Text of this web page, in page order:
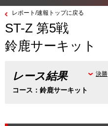
レポート/速報トップに戻る
ST-Z 第5戦
鈴鹿サーキット
レース結果
コース：鈴鹿サーキット
決勝